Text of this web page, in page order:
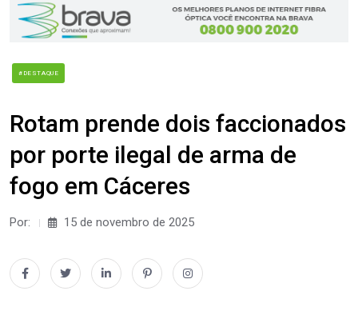
#DESTAQUE
Rotam prende dois faccionados
por porte ilegal de arma de
fogo em Cáceres
Por: 15 de novembro de 2025